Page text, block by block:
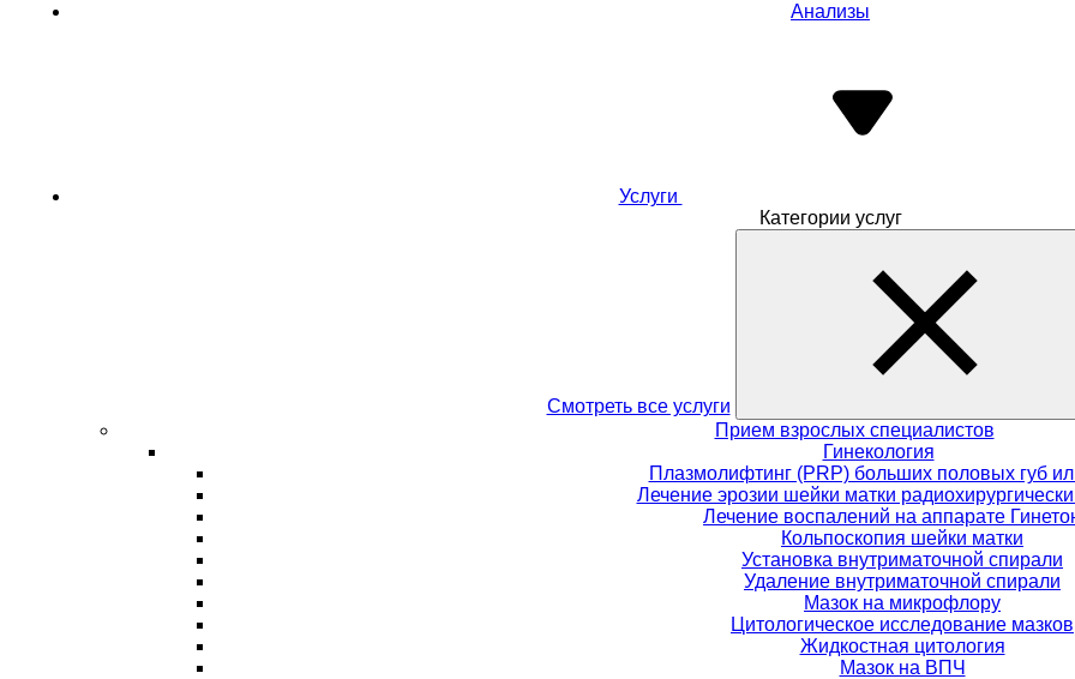
Анализы
Услуги
Категории услуг
Смотреть все услуги
Прием взрослых специалистов
Гинекология
Плазмолифтинг (PRP) больших половых губ
Лечение эрозии шейки матки
Лечение воспалений на аппарате
Кольпоскопия шейки матки
Установка внутриматочной спирали
Удаление внутриматочной спирали
Мазок на микрофлору
Цитологическое исследование мазков
Жидкостная цитология
Мазок на ВПЧ